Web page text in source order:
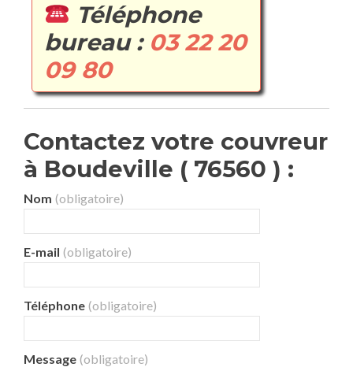
Téléphone
bureau : 03 22 20
09 80
Contactez votre couvreur
à Boudeville ( 76560 ) :
Nom (obligatoire)
E-mail (obligatoire)
Téléphone (obligatoire)
Message (obligatoire)